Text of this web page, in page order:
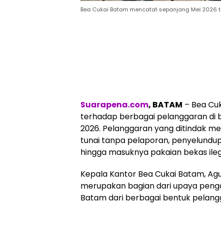
Bea Cukai Batam mencatat sepanjang Mei
Suarapena.com, BATAM – Bea
terhadap berbagai pelanggaran di
2026. Pelanggaran yang ditindak
tunai tanpa pelaporan,
hingga masuknya pakaian bekas
Kepala Kantor Bea Cukai Batam,
merupakan bagian dari upaya
Batam dari berbagai bentuk